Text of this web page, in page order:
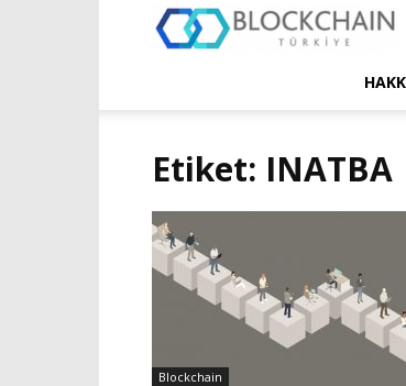
Etiket: INATBA
Blockchain